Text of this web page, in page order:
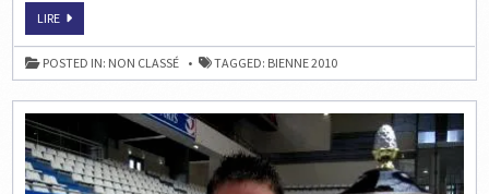
LIREECHECS
BIENNE
:
LA
RONDE
À
14H
POSTED IN: NON CLASSÉ TAGGED: BIENNE 2010